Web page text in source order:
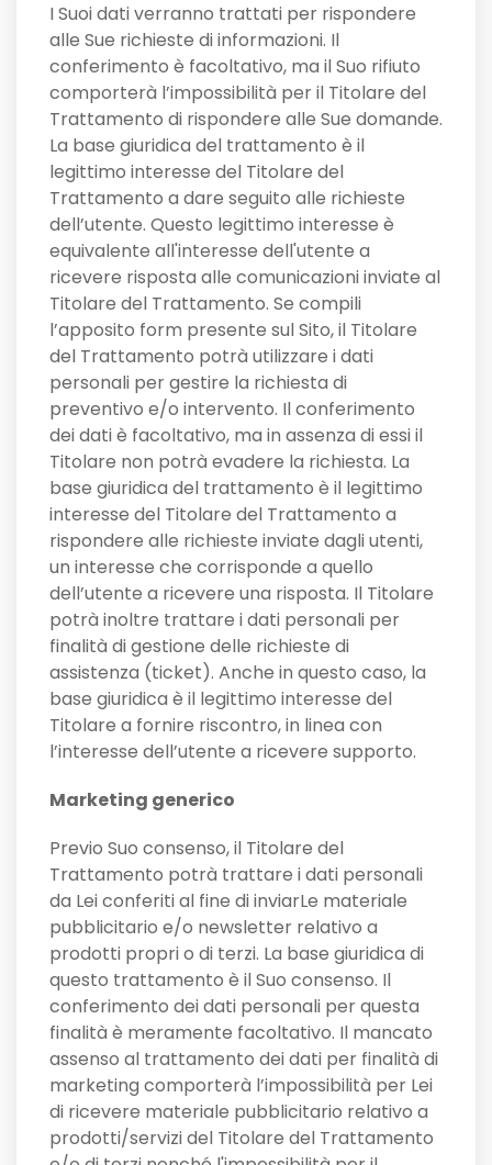
I Suoi dati verranno trattati per rispondere
alle Sue richieste di informazioni. Il
conferimento è facoltativo, ma il Suo rifiuto
comporterà l’impossibilità per il Titolare del
Trattamento di rispondere alle Sue domande.
La base giuridica del trattamento è il
legittimo interesse del Titolare del
Trattamento a dare seguito alle richieste
dell’utente. Questo legittimo interesse è
equivalente all'interesse dell'utente a
ricevere risposta alle comunicazioni inviate al
Titolare del Trattamento. Se compili
l’apposito form presente sul Sito, il Titolare
del Trattamento potrà utilizzare i dati
personali per gestire la richiesta di
preventivo e/o intervento. Il conferimento
dei dati è facoltativo, ma in assenza di essi il
Titolare non potrà evadere la richiesta. La
base giuridica del trattamento è il legittimo
interesse del Titolare del Trattamento a
rispondere alle richieste inviate dagli utenti,
un interesse che corrisponde a quello
dell’utente a ricevere una risposta. Il Titolare
potrà inoltre trattare i dati personali per
finalità di gestione delle richieste di
assistenza (ticket). Anche in questo caso, la
base giuridica è il legittimo interesse del
Titolare a fornire riscontro, in linea con
l’interesse dell’utente a ricevere supporto.
Marketing generico
Previo Suo consenso, il Titolare del
Trattamento potrà trattare i dati personali
da Lei conferiti al fine di inviarLe materiale
pubblicitario e/o newsletter relativo a
prodotti propri o di terzi. La base giuridica di
questo trattamento è il Suo consenso. Il
conferimento dei dati personali per questa
finalità è meramente facoltativo. Il mancato
assenso al trattamento dei dati per finalità di
marketing comporterà l’impossibilità per Lei
di ricevere materiale pubblicitario relativo a
prodotti/servizi del Titolare del Trattamento